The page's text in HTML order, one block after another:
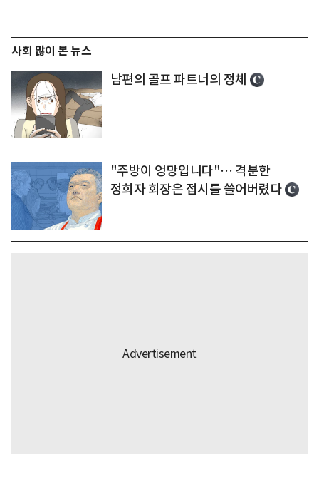
사회 많이 본 뉴스
남편의 골프 파트너의 정체
"주방이 엉망입니다"… 격분한
정희자 회장은 접시를 쓸어버렸다